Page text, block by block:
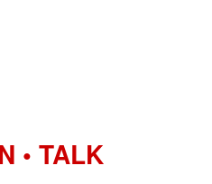
• TALK